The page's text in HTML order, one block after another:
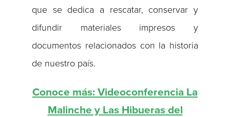
que se dedica a rescatar, conservar y
difundir materiales impresos y
documentos relacionados con la historia
de nuestro país.
Conoce más: Videoconferencia La
Malinche y Las Hibueras del